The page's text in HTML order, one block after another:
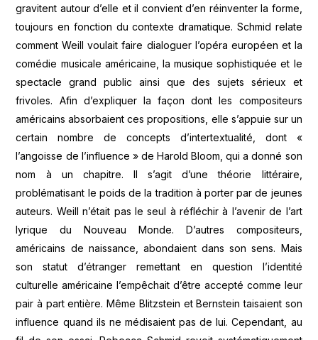
gravitent autour d’elle et il convient d’en réinventer la forme,
toujours en fonction du contexte dramatique. Schmid relate
comment Weill voulait faire dialoguer l’opéra européen et la
comédie musicale américaine, la musique sophistiquée et le
spectacle grand public ainsi que des sujets sérieux et
frivoles. Afin d’expliquer la façon dont les compositeurs
américains absorbaient ces propositions, elle s’appuie sur un
certain nombre de concepts d’intertextualité, dont «
l’angoisse de l’influence » de Harold Bloom, qui a donné son
nom à un chapitre. Il s’agit d’une théorie littéraire,
problématisant le poids de la tradition à porter par de jeunes
auteurs. Weill n’était pas le seul à réfléchir à l’avenir de l’art
lyrique du Nouveau Monde. D’autres compositeurs,
américains de naissance, abondaient dans son sens. Mais
son statut d’étranger remettant en question l’identité
culturelle américaine l’empêchait d’être accepté comme leur
pair à part entière. Même Blitzstein et Bernstein taisaient son
influence quand ils ne médisaient pas de lui. Cependant, au